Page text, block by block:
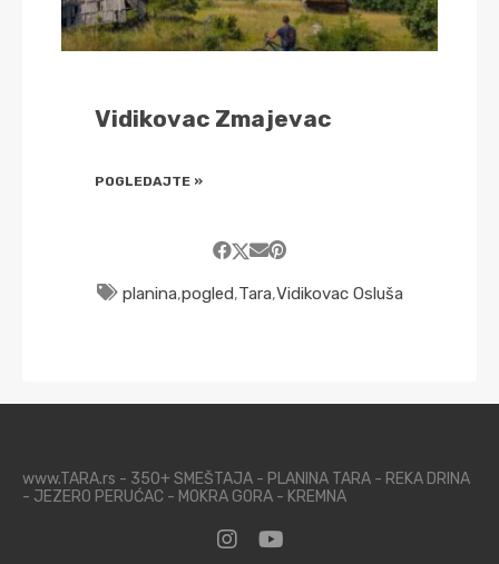
Vidikovac Zmajevac
POGLEDAJTE »
planina,pogled,Tara,Vidikovac Osluša
www.TARA.rs - 350+ SMEŠTAJA - PLANINA TARA - REKA DRINA
- JEZERO PERUĆAC - MOKRA GORA - KREMNA